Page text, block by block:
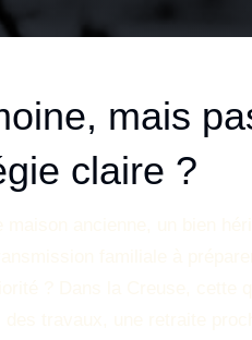
mais
claire ?